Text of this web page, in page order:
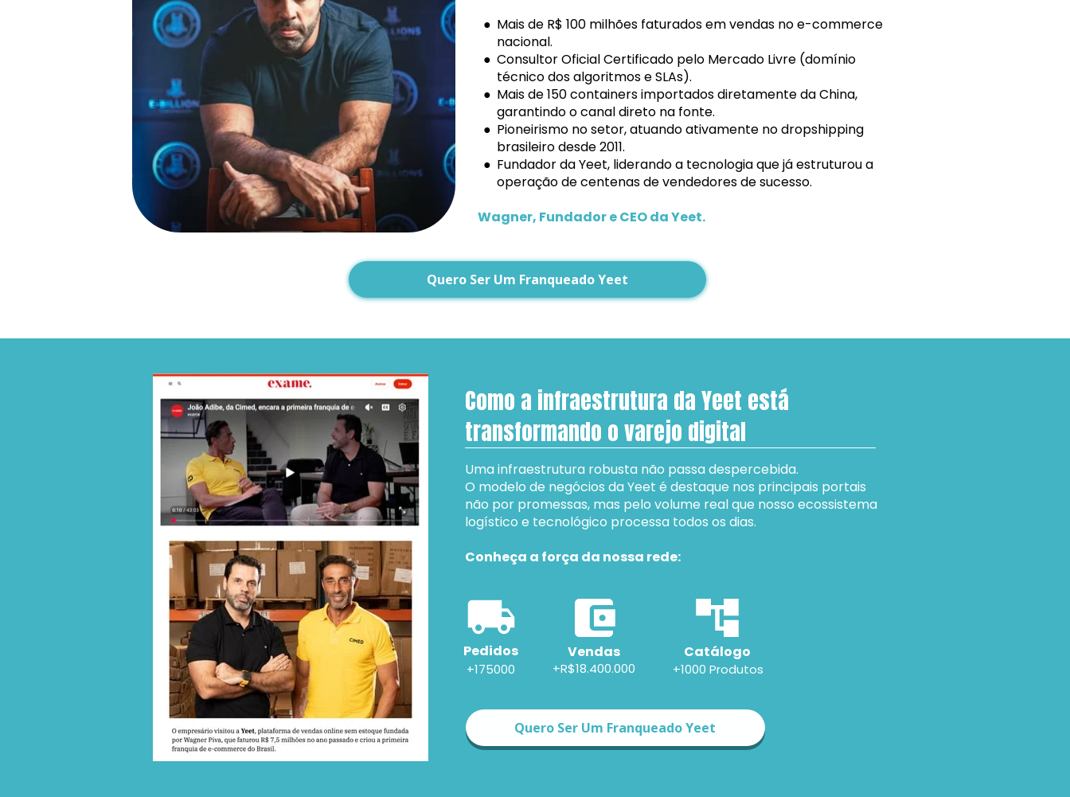
Mais de R$ 100 milhões faturados em vendas no e-commerce
nacional.
Consultor Oficial Certificado pelo Mercado Livre (domínio
técnico dos algoritmos e SLAs).
Mais de 150 containers importados diretamente da China,
garantindo o canal direto na fonte.
Pioneirismo no setor, atuando ativamente no dropshipping
brasileiro desde 2011.
Fundador da Yeet, liderando a tecnologia que já estruturou a
operação de centenas de vendedores de sucesso.
Wagner, Fundador e CEO da Yeet.
Quero Ser Um Franqueado Yeet
Como a infraestrutura da Yeet está
transformando o varejo digital
Uma infraestrutura robusta não passa despercebida.
O modelo de negócios da Yeet é destaque nos principais portais
não por promessas, mas pelo volume real que nosso ecossistema
logístico e tecnológico processa todos os dias.
Conheça a força da nossa rede:
Pedidos Catálogo
Vendas
+175000 +R$18.400.000 +1000 Produtos
Quero Ser Um Franqueado Yeet